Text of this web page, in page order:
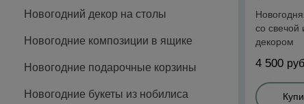
Новогодний декор на столы
Новогодние композиции в ящике
Новогодние подарочные корзины
Новогодние букеты из нобилиса
со свечой
декором
4 500